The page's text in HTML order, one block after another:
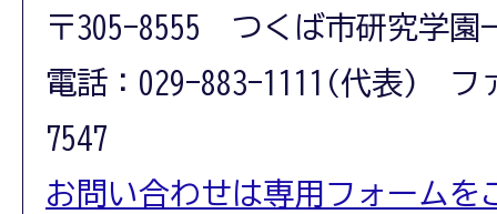
〒305-8555 つくば市研究学園
電話：029-883-1111(代表) フ
7547
お問い合わせは専用フォームを